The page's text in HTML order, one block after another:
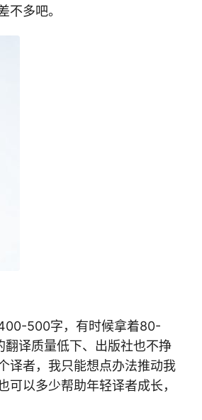
不多吧。
500字，有时候拿着80-
译质量低下、出版社也不挣
译者，我只能想点办法推动我
以多少帮助年轻译者成长，